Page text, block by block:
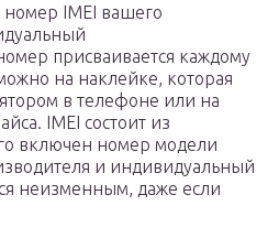
IMEI вашего
присваивается каждому
на наклейке, которая
в телефоне или на
IMEI состоит из
включен номер модели
и индивидуальный
неизменным, даже если